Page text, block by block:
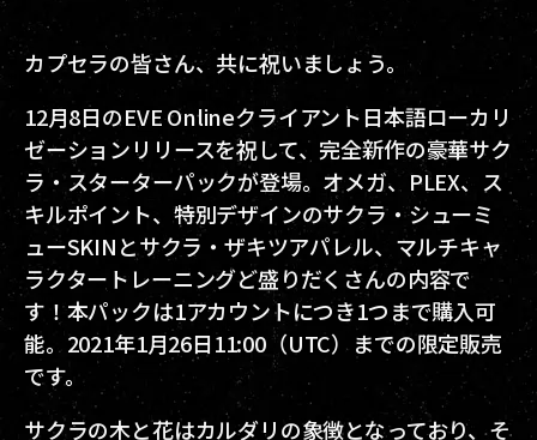
カプセラの皆さん、共に祝いましょう。
12月8日のEVE Onlineクライアント日本語ローカリ
ゼーションリリースを祝して、完全新作の豪華サク
ラ・スターターパックが登場。オメガ、PLEX、ス
キルポイント、特別デザインのサクラ・シューミ
ューSKINとサクラ・ザキツアパレル、マルチキャ
ラクタートレーニングど盛りだくさんの内容で
す！本パックは1アカウントにつき1つまで購入可
能。2021年1月26日11:00（UTC）までの限定販売
です。
サクラの木と花はカルダリの象徴となっており、そ